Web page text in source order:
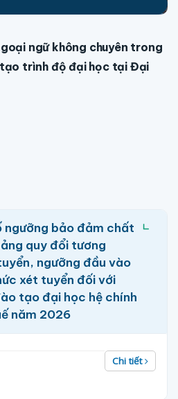
ngữ không chuyên trong
trình độ đại học tại Đại
ngưỡng bảo đảm chất
quy đổi tương
ngưỡng đầu vào
xét tuyển đối với
tạo đại học hệ chính
năm 2026
Chi tiết